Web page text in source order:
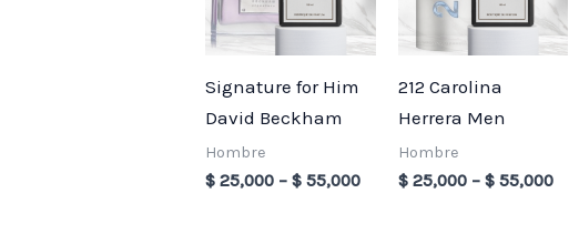
Signature for Him
David Beckham
Hombre
$ 25,000 – $ 55,000
212 Carolina
Herrera Men
Hombre
$25,000 – $55,000